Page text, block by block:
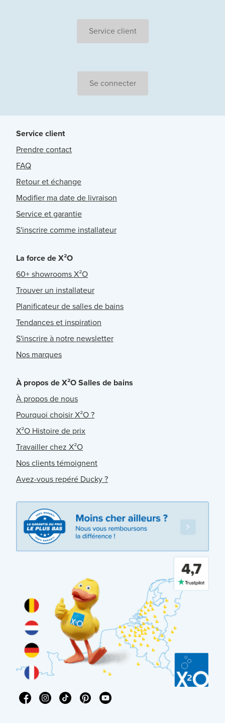
Service client
Se connecter
Service client
Prendre contact
FAQ
Retour et échange
Modifier ma date de livraison
Service et garantie
S'inscrire comme installateur
La force de X²O
60+ showrooms X²O
Trouver un installateur
Planificateur de salles de bains
Tendances et inspiration
S'inscrire à notre newsletter
Nos marques
À propos de X²O Salles de bains
À propos de nous
Pourquoi choisir X²O ?
X²O Histoire de prix
Travailler chez X²O
Nos clients témoignent
Avez-vous repéré Ducky ?